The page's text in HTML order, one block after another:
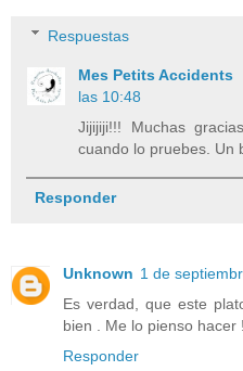
Respuestas
Mes Petits Accidents
las 10:48
Jijijiji!!! Muchas
cuando lo pruebes. Un
Responder
Unknown 1 de
Es verdad, que este
bien . Me lo pienso hacer
Responder